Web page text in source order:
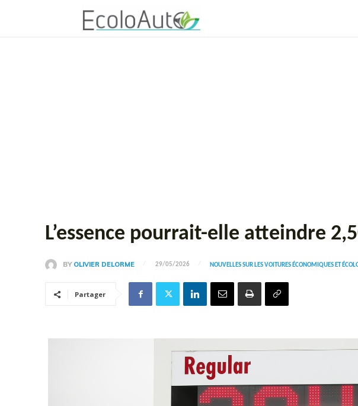
L’essence pourrait-elle atteindre
BY OLIVIER DELORME 29/05/2026 NOUVELLES SUR LES VOITURES ÉCONOMIQUES ET
Partager